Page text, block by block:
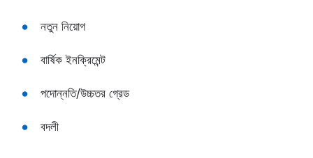
নতুন নিয়োগ
বার্ষিক ইনক্রিমেন্ট
পদোন্নতি/উচ্চতর গ্রেড
বদলী